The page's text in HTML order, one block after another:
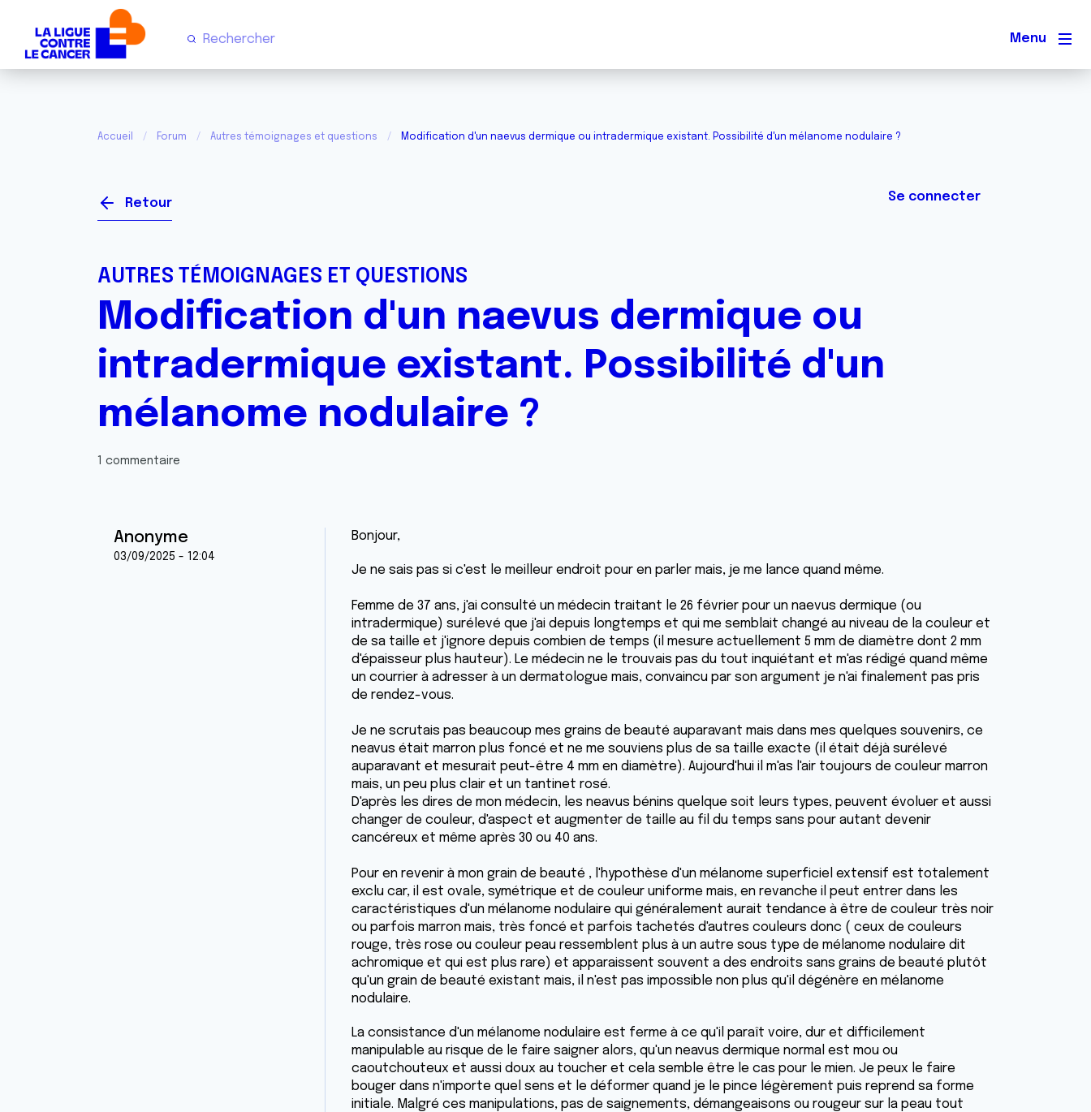
Menu
Accueil Forum Autres témoignages et questions Modification d'un naevus dermique ou intradermique existant. Possibilité d'un mélanome nodulaire ?
Retour Se connecter
AUTRES TÉMOIGNAGES ET QUESTIONS
Modification d'un naevus dermique ou
intradermique existant. Possibilité d'un
mélanome nodulaire ?
1 commentaire
Anonyme
03/09/2025 - 12:04
Bonjour,
Je ne sais pas si c'est le meilleur endroit pour en parler mais, je me lance quand même.
Femme de 37 ans, j'ai consulté un médecin traitant le 26 février pour un naevus dermique (ou
intradermique) surélevé que j'ai depuis longtemps et qui me semblait changé au niveau de la couleur et
de sa taille et j'ignore depuis combien de temps (il mesure actuellement 5 mm de diamètre dont 2 mm
d'épaisseur plus hauteur). Le médecin ne le trouvais pas du tout inquiétant et m'as rédigé quand même
un courrier à adresser à un dermatologue mais, convaincu par son argument je n'ai finalement pas pris
de rendez-vous.
Je ne scrutais pas beaucoup mes grains de beauté auparavant mais dans mes quelques souvenirs, ce
neavus était marron plus foncé et ne me souviens plus de sa taille exacte (il était déjà surélevé
auparavant et mesurait peut-être 4 mm en diamètre). Aujourd'hui il m'as l'air toujours de couleur marron
mais, un peu plus clair et un tantinet rosé.
D'après les dires de mon médecin, les neavus bénins quelque soit leurs types, peuvent évoluer et aussi
changer de couleur, d'aspect et augmenter de taille au fil du temps sans pour autant devenir
cancéreux et même après 30 ou 40 ans.
Pour en revenir à mon grain de beauté , l'hypothèse d'un mélanome superficiel extensif est totalement
exclu car, il est ovale, symétrique et de couleur uniforme mais, en revanche il peut entrer dans les
caractéristiques d'un mélanome nodulaire qui généralement aurait tendance à être de couleur très noir
ou parfois marron mais, très foncé et parfois tachetés d'autres couleurs donc ( ceux de couleurs
rouge, très rose ou couleur peau ressemblent plus à un autre sous type de mélanome nodulaire dit
achromique et qui est plus rare) et apparaissent souvent a des endroits sans grains de beauté plutôt
qu'un grain de beauté existant mais, il n'est pas impossible non plus qu'il dégénère en mélanome
nodulaire.
La consistance d'un mélanome nodulaire est ferme à ce qu'il paraît voire, dur et difficilement
manipulable au risque de le faire saigner alors, qu'un neavus dermique normal est mou ou
caoutchouteux et aussi doux au toucher et cela semble être le cas pour le mien. Je peux le faire
bouger dans n'importe quel sens et le déformer quand je le pince légèrement puis reprend sa forme
initiale. Malgré ces manipulations, pas de saignements, démangeaisons ou rougeur sur la peau tout